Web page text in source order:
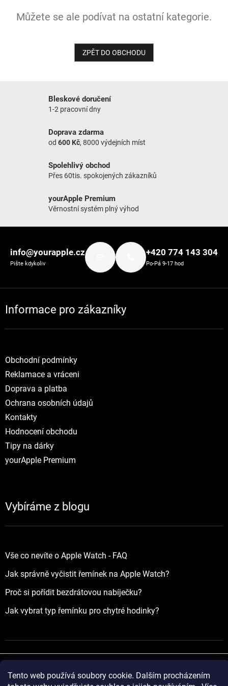
Tento web používá soubory cookie. Dalším procházením
NOVINKY
Můžete se ale podívat na ostatní kategorie.
ZPĚT DO OBCHODU
Bleskové doručení
1-2 pracovní dny
Doprava zdarma
od 600 Kč, 8000 výdejních míst
Spolehlivý obchod
Přes 60tis. spokojených zákazníků
yourApple Premium
Věrnostní systém plný výhod
info@yourapple.cz
Pište kdykoliv
+420 774 143 304
Po-Pá 9-17 hod
Informace pro zákazníky
Obchodní podmínky
Reklamace a vráceni
Doprava a platba
Ochrana osobních údajů
Kontakty
Hodnocení obchodu
Tipy na dárky
yourApple Premium
Vybíráme z blogu
Vše co nevíte o Apple Watch - FAQ
Jak správně vyčistit řemínek na Apple Watch?
Proč si pořídit bezdrátovou nabíječku?
Jak vybrat typ řemínku pro chytré hodinky?
Vytvořil Shoptet